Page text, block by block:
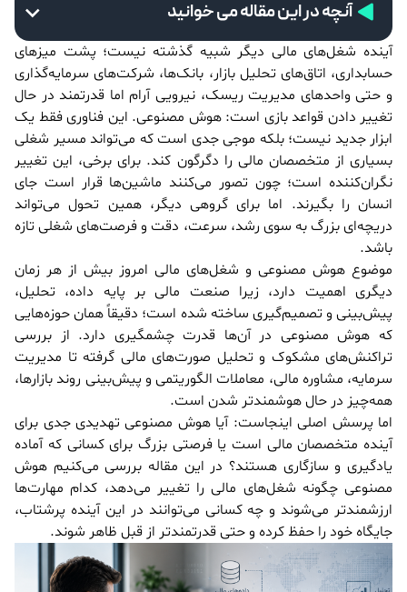
آنچه در این مقاله می خوانید
آینده شغل‌های مالی دیگر شبیه گذشته نیست؛ پشت میزهای
حسابداری، اتاق‌های تحلیل بازار، بانک‌ها، شرکت‌های سرمایه‌گذاری
و حتی واحدهای مدیریت ریسک، نیرویی آرام اما قدرتمند در حال
تغییر دادن قواعد بازی است: هوش مصنوعی. این فناوری فقط یک
ابزار جدید نیست؛ بلکه موجی جدی است که می‌تواند مسیر شغلی
بسیاری از متخصصان مالی را دگرگون کند. برای برخی، این تغییر
نگران‌کننده است؛ چون تصور می‌کنند ماشین‌ها قرار است جای
انسان را بگیرند. اما برای گروهی دیگر، همین تحول می‌تواند
دریچه‌ای بزرگ به سوی رشد، سرعت، دقت و فرصت‌های شغلی تازه
باشد.
موضوع هوش مصنوعی و شغل‌های مالی امروز بیش از هر زمان
دیگری اهمیت دارد، زیرا صنعت مالی بر پایه داده، تحلیل،
پیش‌بینی و تصمیم‌گیری ساخته شده است؛ دقیقاً همان حوزه‌هایی
که هوش مصنوعی در آن‌ها قدرت چشمگیری دارد. از بررسی
تراکنش‌های مشکوک و تحلیل صورت‌های مالی گرفته تا مدیریت
سرمایه، مشاوره مالی، معاملات الگوریتمی و پیش‌بینی روند بازارها،
همه‌چیز در حال هوشمندتر شدن است.
اما پرسش اصلی اینجاست: آیا هوش مصنوعی تهدیدی جدی برای
آینده متخصصان مالی است یا فرصتی بزرگ برای کسانی که آماده
یادگیری و سازگاری هستند؟ در این مقاله بررسی می‌کنیم هوش
مصنوعی چگونه شغل‌های مالی را تغییر می‌دهد، کدام مهارت‌ها
ارزشمندتر می‌شوند و چه کسانی می‌توانند در این آینده پرشتاب،
جایگاه خود را حفظ کرده و حتی قدرتمندتر از قبل ظاهر شوند.